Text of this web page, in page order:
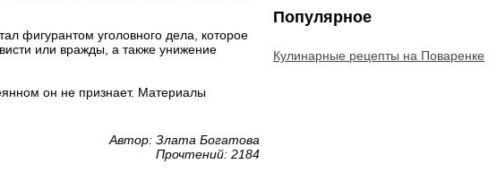
фигурантом уголовного дела, которое
или вражды, а также унижение
он не признает. Материалы
Автор: Злата Богатова
Прочтений: 2184
Популярное
Кулинарные рецепты на Поваренке